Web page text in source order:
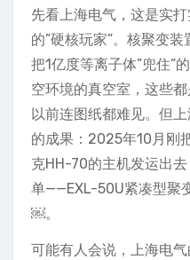
先看上海电气，这是实
的”硬核玩家”。核聚变
把1亿度等离子体”兜住”
空环境的真空室，这些都
以前连图纸都难见。但
的成果：2025年10月刚
克HH-70的主机发运出
单——EXL-50U紧凑型
￼。
可能有人会说，上海电